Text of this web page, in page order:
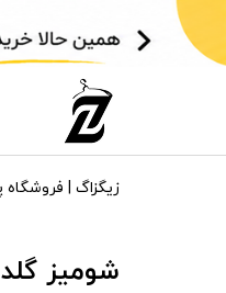
زیگزاگ | فروشگاه
شومیز گلدار